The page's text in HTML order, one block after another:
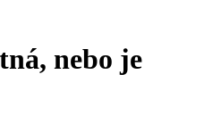
nebo je